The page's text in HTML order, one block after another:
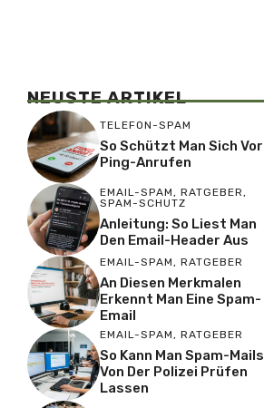
NEUSTE ARTIKEL
TELEFON-SPAM
So Schützt Man Sich Vor
Ping-Anrufen
EMAIL-SPAM , RATGEBER ,
SPAM-SCHUTZ
Anleitung: So Liest Man
Den Email-Header Aus
EMAIL-SPAM , RATGEBER
An Diesen Merkmalen
Erkennt Man Eine Spam-
Email
EMAIL-SPAM , RATGEBER
So Kann Man Spam-Mails
Von Der Polizei Prüfen
Lassen